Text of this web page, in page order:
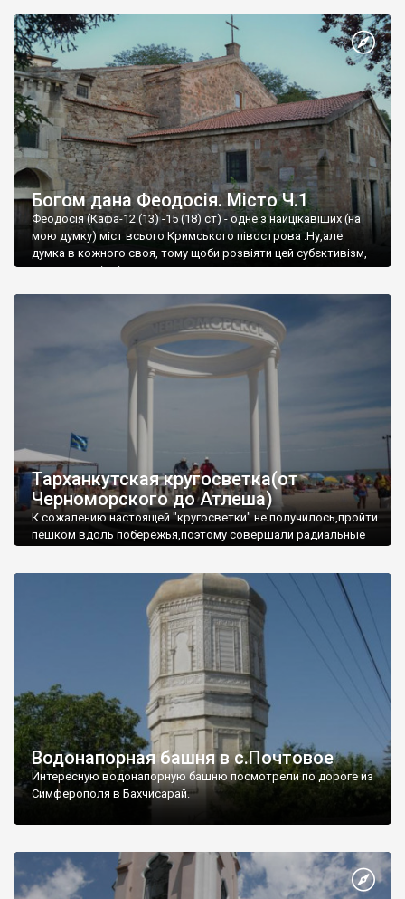
Богом дана Феодосія. Місто Ч.1
Феодосія (Кафа-12 (13) -15 (18) ст) - одне з найцікавіших (на
мою думку) міст всього Кримського півострова .Ну,але
думка в кожного своя, тому щоби розвіяти цей субєктивізм,
запрошую відвідати це
Тарханкутская кругосветка(от
Черноморского до Атлеша)
К сожалению настоящей "кругосветки" не получилось,пройти
пешком вдоль побережья,поэтому совершали радиальные
Водонапорная башня в с.Почтовое
Интересную водонапорную башню посмотрели по дороге из
Симферополя в Бахчисарай.